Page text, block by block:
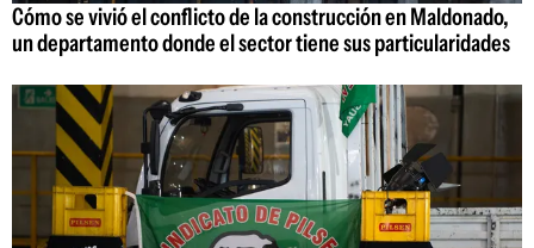
Cómo se vivió el conflicto de la construcción en Maldonado,
un departamento donde el sector tiene sus particularidades